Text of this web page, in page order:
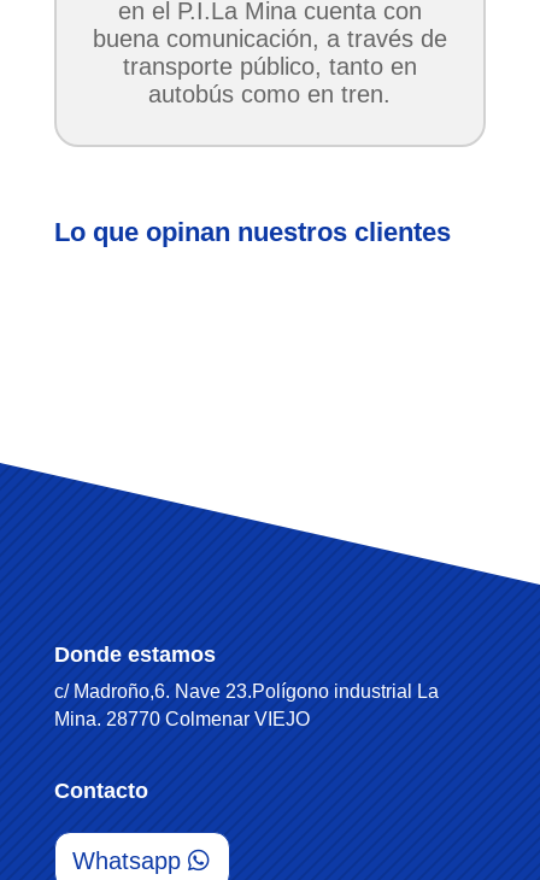
en el P.I.La Mina cuenta con
buena comunicación, a través de
transporte público, tanto en
autobús como en tren.
Lo que opinan nuestros clientes
Donde estamos
c/ Madroño,6. Nave 23.Polígono industrial La
Mina. 28770 Colmenar VIEJO
Contacto
Whatsapp